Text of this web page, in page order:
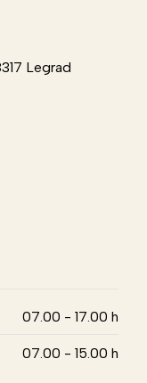
Legrad
07.00 - 17.00 h
07.00 - 15.00 h